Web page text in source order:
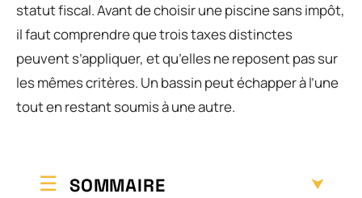
statut fiscal. Avant de choisir une piscine sans impôt,
il faut comprendre que trois taxes distinctes
peuvent s’appliquer, et qu’elles ne reposent pas sur
les mêmes critères. Un bassin peut échapper à l’une
tout en restant soumis à une autre.
SOMMAIRE